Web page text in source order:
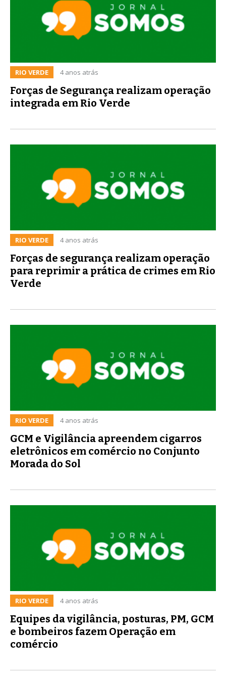
RIO VERDE 4 anos atrás
Forças de Segurança realizam operação
integrada em Rio Verde
RIO VERDE 4 anos atrás
Forças de segurança realizam operação
para reprimir a prática de crimes em Rio
Verde
RIO VERDE 4 anos atrás
GCM e Vigilância apreendem cigarros
eletrônicos em comércio no Conjunto
Morada do Sol
RIO VERDE 4 anos atrás
Equipes da vigilância, posturas, PM, GCM
e bombeiros fazem Operação em
comércio